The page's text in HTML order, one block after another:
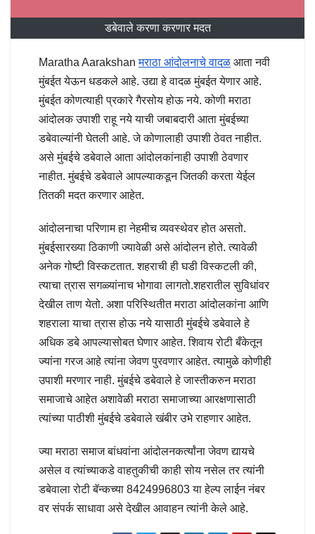
डबेवाले करणा करणार मदत
Maratha Aarakshanमराठा आंदोलनाचे वादळ आता नवी
मुंबईत येऊन धडकले आहे. उद्या हे वादळ मुंबईत येणार आहे.
मुंबईत कोणत्याही प्रकारे गैरसोय होऊ नये. कोणी मराठा
आंदोलक उपाशी राहू नये याची जबाबदारी आता मुंबईच्या
डबेवाल्यांनी घेतली आहे. जे कोणालाही उपाशी ठेवत नाहीत.
असे मुंबईचे डबेवाले आता आंदोलकांनाही उपाशी ठेवणार
नाहीत. मुंबईचे डबेवाले आपल्याकडून जितकी करता येईल
तितकी मदत करणार आहेत.
आंदोलनाचा परिणाम हा नेहमीच व्यवस्थेवर होत असतो.
मुंबईसारख्या ठिकाणी ज्यावेळी असे आंदोलन होते. त्यावेळी
अनेक गोष्टी विस्कटतात. शहराची ही घडी विस्कटली की,
त्याचा त्रास सगळ्यांनाच भोगावा लागतो.शहरातील सुविधांवर
देखील ताण येतो. अशा परिस्थितीत मराठा आंदोलकांना आणि
शहराला याचा त्रास होऊ नये यासाठी मुंबईचे डबेवाले हे
अधिक डबे आपल्यासोबत घेणार आहेत. शिवाय रोटी बँकेतून
ज्यांना गरज आहे त्यांना जेवण पुरवणार आहेत. त्यामुळे कोणीही
उपाशी मरणार नाही. मुंबईचे डबेवाले हे जास्तीकरुन मराठा
समाजाचे आहेत अशावेळी मराठा समाजाच्या आरक्षणासाठी
त्यांच्या पाठीशी मुंबईचे डबेवाले खंबीर उभे राहणार आहेत.
ज्या मराठा समाज बांधवांना आंदोलनकर्त्यांना जेवण द्यायचे
असेल व त्यांच्याकडे वाहतुकीची काही सोय नसेल तर त्यांनी
डबेवाला रोटी बॅन्कच्या 8424996803 या हेल्प लाईन नंबर
वर संपर्क साधावा असे देखील आवाहन त्यांनी केले आहे.